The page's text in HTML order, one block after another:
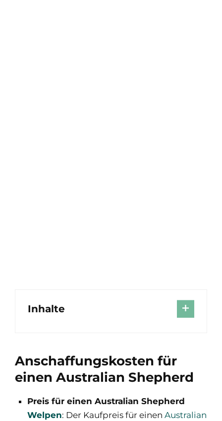
Inhalte
Anschaffungskosten für
einen Australian Shepherd
Preis für einen Australian Shepherd
Welpen: Der Kaufpreis für einen Australian